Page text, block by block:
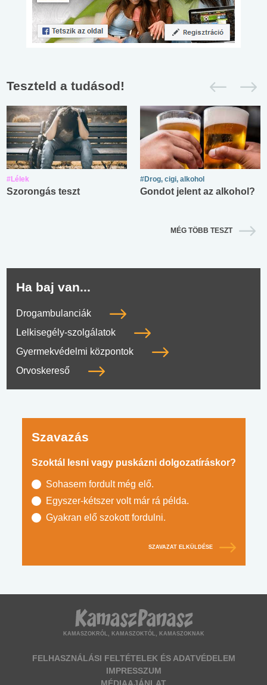
Teszteld a tudásod!
#Lélek
Szorongás teszt
#Drog, cigi, alkohol
Gondot jelent az alkohol?
MÉG TÖBB TESZT
Ha baj van...
Drogambulanciák
Lelkisegély-szolgálatok
Gyermekvédelmi központok
Orvoskereső
Szavazás
Szoktál lesni vagy puskázni dolgozatíráskor?
Sohasem fordult még elő.
Egyszer-kétszer volt már rá példa.
Gyakran elő szokott fordulni.
SZAVAZAT ELKÜLDÉSE
KAMASZOKRÓL, KAMASZOKTÓL, KAMASZOKNAK
FELHASZNÁLÁSI FELTÉTELEK ÉS ADATVÉDELEM
IMPRESSZUM